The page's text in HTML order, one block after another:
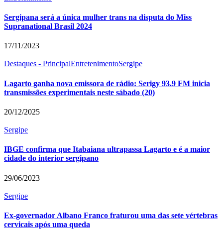
Sergipana será a única mulher trans na disputa do Miss
Supranational Brasil 2024
17/11/2023
Destaques - PrincipalEntretenimentoSergipe
Lagarto ganha nova emissora de rádio: Serigy 93.9 FM inicia
transmissões experimentais neste sábado (20)
20/12/2025
Sergipe
IBGE confirma que Itabaiana ultrapassa Lagarto e é a maior
cidade do interior sergipano
29/06/2023
Sergipe
Ex-governador Albano Franco fraturou uma das sete vértebras
cervicais após uma queda